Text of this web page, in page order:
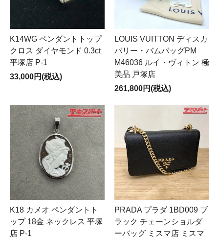
K14WG ペンダントトップ
クロス ダイヤモンド 0.3ct
平塚店 P-1
33,000円(税込)
LOUIS VUITTON ディスカ
バリー・バムバッグPM
M46036 ルイ・ヴィトン 極
美品 戸塚店
261,800円(税込)
K18 カメオ ペンダントト
ップ 18金 ネックレス 平塚
店 P-1
PRADA プラダ 1BD009 ブ
ラック チェーンショルダ
ーバッグ ミスマ店 ミスマ